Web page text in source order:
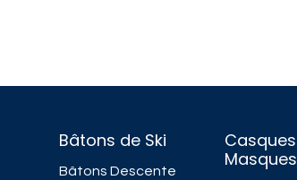
Bâtons de Ski
Bâtons Descente
Casques
Masques